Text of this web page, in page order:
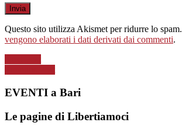
Questo sito utilizza Akismet per ridurre lo spam.
vengono elaborati i dati derivati dai commenti.
EVENTI a Bari
Le pagine di Libertiamoci